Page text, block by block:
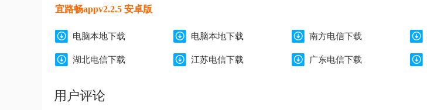
宜路畅appv2.2.5 安卓版
电脑本地下载 电脑本地下载 南方电信下载
湖北电信下载 江苏电信下载 广东电信下载
用户评论